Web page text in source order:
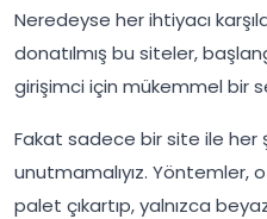
Neredeyse her ihtiyacı
donatılmış bu siteler,
girişimci için mükemmel bir
Fakat sadece bir site ile her
unutmamalıyız. Yöntemler,
palet çıkartıp, yalnızca